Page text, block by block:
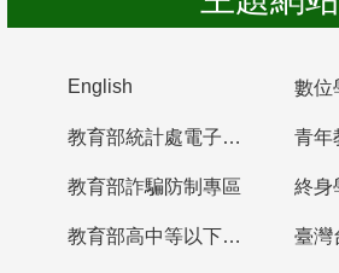
English 數位
教育部統計處電子書櫃
教育部詐騙防制專區 終身
教育部高中等以下學校及幼兒園教師資格檢定考試